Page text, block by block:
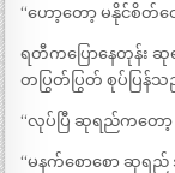
“ဟော့တော့ မနိုင်စိတ်တွ
ရတီကပြောနေတုန်း
တပြွတ်ပြွတ် စုပ်ပြန်သ
“လုပ်ပြီ ဆုရည်ကတော့
“မနက်စောစော ဆုရည်